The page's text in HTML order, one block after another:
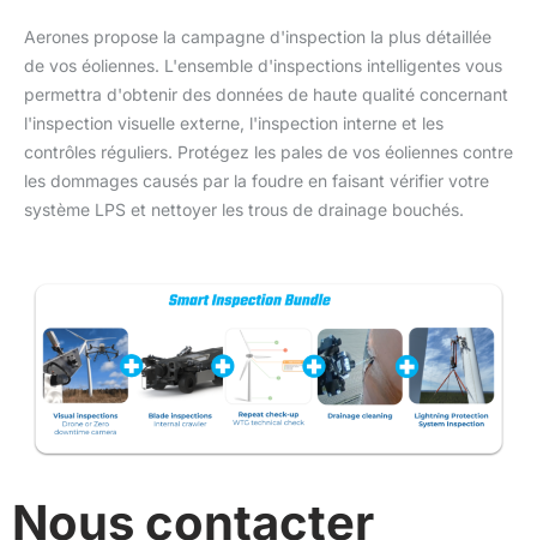
Aerones propose la campagne d'inspection la plus détaillée
de vos éoliennes. L'ensemble d'inspections intelligentes vous
permettra d'obtenir des données de haute qualité concernant
l'inspection visuelle externe, l'inspection interne et les
contrôles réguliers. Protégez les pales de vos éoliennes contre
les dommages causés par la foudre en faisant vérifier votre
système LPS et nettoyer les trous de drainage bouchés.
Nous contacter